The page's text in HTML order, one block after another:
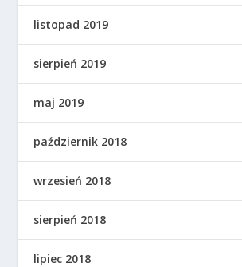
listopad 2019
sierpień 2019
maj 2019
październik 2018
wrzesień 2018
sierpień 2018
lipiec 2018